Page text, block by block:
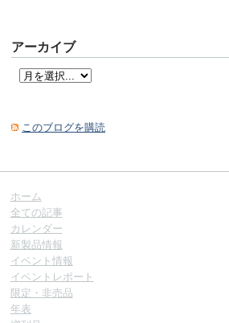
アーカイブ
このブログを購読
ホーム
全ての記事
カレンダー
新製品情報
イベント情報
イベントレポート
限定・非売品
年表